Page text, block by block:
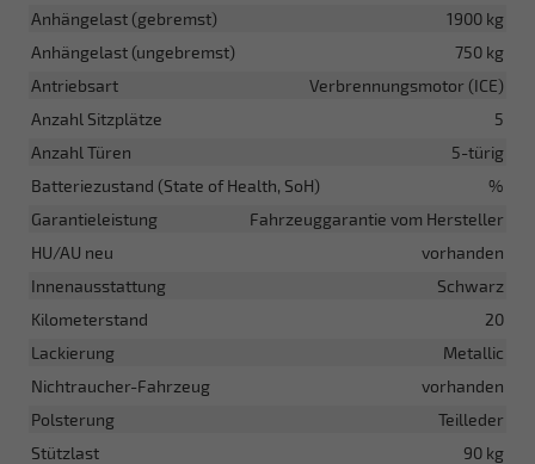
Anhängelast (gebremst)
1900 kg
Anhängelast (ungebremst)
750 kg
Antriebsart
Verbrennungsmotor (ICE)
Anzahl Sitzplätze
5
Anzahl Türen
5-türig
Batteriezustand (State of Health, SoH)
%
Garantieleistung
Fahrzeuggarantie vom Hersteller
HU/AU neu
vorhanden
Innenausstattung
Schwarz
Kilometerstand
20
Lackierung
Metallic
Nichtraucher-Fahrzeug
vorhanden
Polsterung
Teilleder
Stützlast
90 kg